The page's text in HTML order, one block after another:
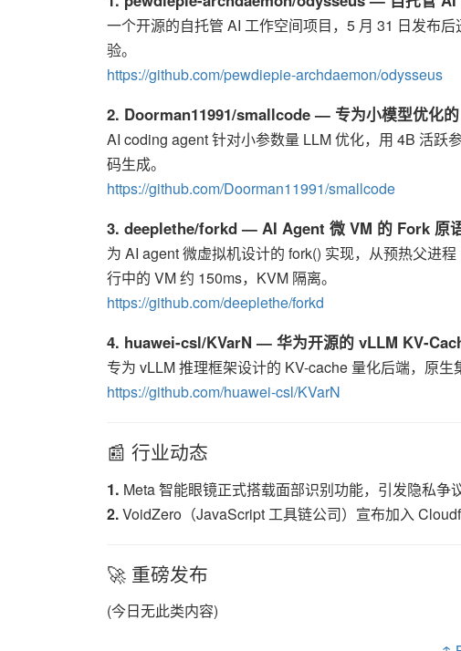
一个开源的自托管 AI 工作空间项目，5 月 31 日发布
验。
https://github.com/pewdiepie-archdaemon/odysseus
2. Doorman11991/smallcode — 专为小模型优化
AI coding agent 针对小参数量 LLM 优化，用 4B 活跃
码生成。
https://github.com/Doorman11991/smallcode
3. deeplethe/forkd — AI Agent 微 VM 的 Fork 原
为 AI agent 微虚拟机设计的 fork() 实现，从预热父进
行中的 VM 约 150ms，KVM 隔离。
https://github.com/deeplethe/forkd
4. huawei-csl/KVarN — 华为开源的 vLLM KV-
专为 vLLM 推理框架设计的 KV-cache 量化后端，原
https://github.com/huawei-csl/KVarN
📰 行业动态
1. Meta 智能眼镜正式搭载面部识别功能，引发隐私争
2.VoidZero（JavaScript 工具链公司）宣布加入
🚀 重磅发布
(今日无此类内容)